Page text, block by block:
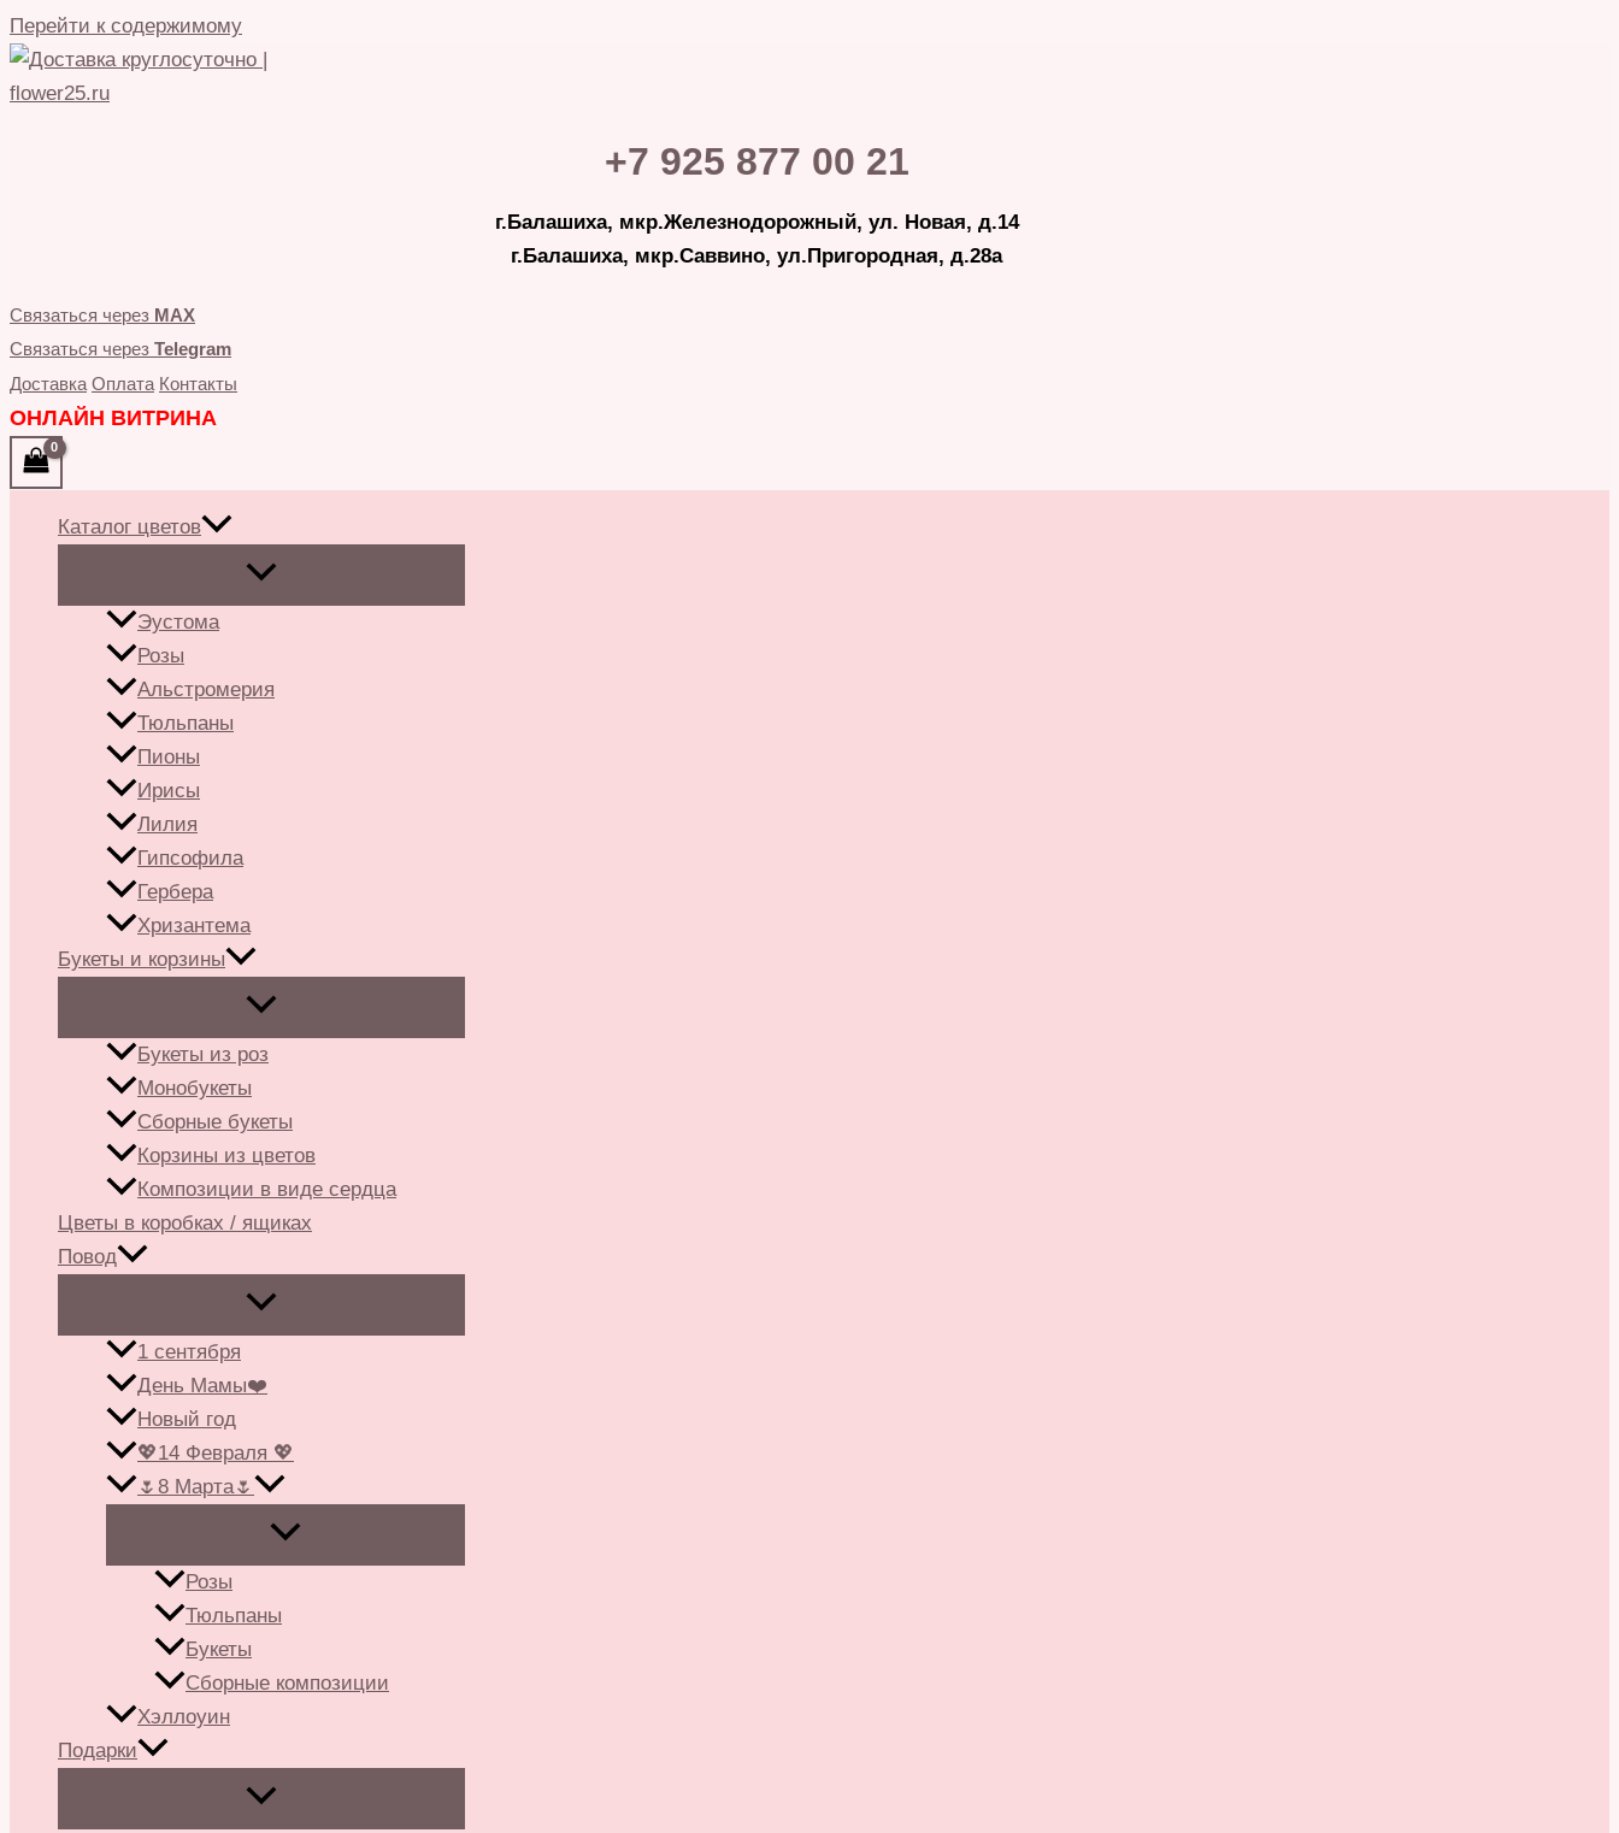
Перейти к содержимому
+7 925 877 00 21
г.Балашиха, мкр.Железнодорожный, ул. Новая, д.14
г.Балашиха, мкр.Саввино, ул.Пригородная, д.28а
Связаться через MAX
Связаться через Telegram
Доставка Оплата Контакты
ОНЛАЙН ВИТРИНА
Каталог цветов
Эустома
Розы
Альстромерия
Тюльпаны
Пионы
Ирисы
Лилия
Гипсофила
Гербера
Хризантема
Букеты и корзины
Букеты из роз
Монобукеты
Сборные букеты
Корзины из цветов
Композиции в виде сердца
Цветы в коробках / ящиках
Повод
1 сентября
День Мамы❤️
Новый год
💖14 Февраля 💖
🌷8 Марта🌷
Розы
Тюльпаны
Букеты
Сборные композиции
Хэллоуин
Подарки